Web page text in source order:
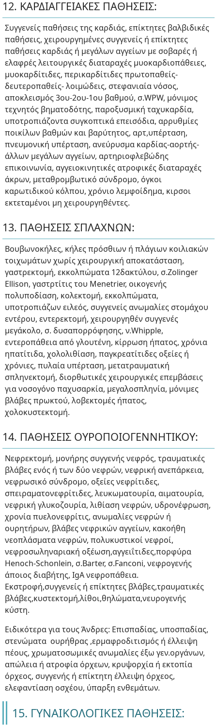
12. ΚΑΡΔΙΑΓΓΕΙΑΚΕΣ ΠΑΘΗΣΕΙΣ:
Συγγενείς παθήσεις της καρδιάς, επίκτητες βαλβιδικές
παθήσεις, χειρουργημένες συγγενείς ή επίκτητες
παθήσεις καρδιάς ή μεγάλων αγγείων με σοβαρές ή
ελαφρές λειτουργικές διαταραχές μυοκαρδιοπάθειες,
μυοκαρδίτιδες, περικαρδίτιδες πρωτοπαθείς-
δευτεροπαθείς- λοιμώδεις, στεφανιαία νόσος,
αποκλεισμός 3ου-2ου-1ου βαθμού, σ.WPW, μόνιμος
τεχνητός βηματοδότης, παροξυσμική ταχυκαρδία,
υποτροπιάζοντα συγκοπτικά επεισόδια, αρρυθμίες
ποικίλων βαθμών και βαρύτητος, αρτ,υπέρταση,
πνευμονική υπέρταση, ανεύρυσμα καρδίας-αορτής-
άλλων μεγάλων αγγείων, αρτηριοφλεβώδης
επικοινωνία, αγγειοκινητικές ατροφικές διαταραχές
άκρων, μεταθρομβωτικό σύνδρομο, όγκοι
καρωτιδικού κόλπου, χρόνιο λεμφοίδημα, κιρσοι
εκτεταμένοι μη χειρουργηθέντες.
13. ΠΑΘΗΣΕΙΣ ΣΠΛΑΧΝΩΝ:
Βουβωνοκήλες, κήλες πρόσθιων ή πλάγιων κοιλιακών
τοιχωμάτων χωρίς χειρουργική αποκατάσταση,
γαστρεκτομή, εκκολπώματα 12δακτύλου, σ.Zolinger
Ellison, γαστρτίτις του Menetrier, οικογενής
πολυποδίαση, κολεκτομή, εκκολπώματα,
υποτροπιάζων ειλεός, συγγενείς ανωμαλίες στομάχου
εντέρου, εντερεκτομή, χειρουργηθέν συγγενές
μεγάκολο, σ. δυσαπορρόφησης, ν.Whipple,
εντεροπάθεια από γλουτένη, κίρρωση ήπατος, χρόνια
ηπατίτιδα, χολολιθίαση, παγκρεατίτιδες οξείες ή
χρόνιες, πυλαία υπέρταση, μετατραυματική
σπληνεκτομή, διορθωτικές χειρουργικές επεμβάσεις
για νοσογόνο παχυσαρκία, μεγαλοσπληνία, μόνιμες
βλάβες πρωκτού, λοβεκτομές ήπατος,
χολοκυστεκτομή.
14. ΠΑΘΗΣΕΙΣ ΟΥΡΟΠΟΙΟΓΕΝΝΗΤΙΚΟΥ:
Νεφρεκτομή, μονήρης συγγενής νεφρός, τραυματικές
βλάβες ενός ή των δύο νεφρών, νεφρική ανεπάρκεια,
νεφρωσικό σύνδρομο, οξείες νεφρίτιδες,
σπειραματονεφρίτιδες, λευκωματουρία, αιματουρία,
νεφρική γλυκοζουρία, λιθίαση νεφρών, υδρονέφρωση,
χρονία πυελονεφρίτις, ανωμαλίες νεφρών ή
ουρητήρων, βλάβες νεφρικών αγγείων, κακοήθη
νεοπλάσματα νεφρών, πολυκυστικοί νεφροί,
νεφροσωληναριακή οξέωση,αγγειΐτιδες,πορφύρα
Henoch-Schonlein, σ.Barter, σ.Fanconi, νεφρογενής
άποιος διαβήτης, IgA νεφροπάθεια.
Εκστροφή,συγγενείς ή επίκτητες βλάβες,τραυματικές
βλάβες,κυστεκτομή,λίθοι,θηλώματα,νευρογενής
κύστη.
Ειδικότερα για τους Άνδρες: Επισπαδίας, υποσπαδίας,
στενώματα ουρήθρας ,ερμαφροδιτισμός ή έλλειψη
πέους, χρωματοσωμικές ανωμαλίες έξω γεν.οργάνων,
απώλεια ή ατροφία όρχεων, κρυψορχία ή εκτοπία
όρχεος, συγγενής ή επίκτητη έλλειψη όρχεος,
ελεφαντίαση οσχέου, ύπαρξη ενθεμάτων.
15. ΓΥΝΑΙΚΟΛΟΓΙΚΕΣ ΠΑΘΗΣΕΙΣ: